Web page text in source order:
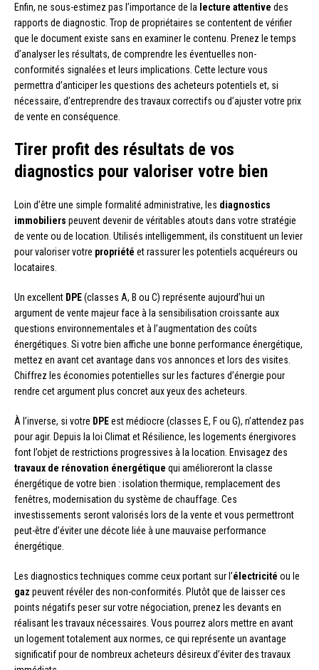
Enfin, ne sous-estimez pas l’importance de la lecture attentive des
rapports de diagnostic. Trop de propriétaires se contentent de vérifier
que le document existe sans en examiner le contenu. Prenez le temps
d’analyser les résultats, de comprendre les éventuelles non-
conformités signalées et leurs implications. Cette lecture vous
permettra d’anticiper les questions des acheteurs potentiels et, si
nécessaire, d’entreprendre des travaux correctifs ou d’ajuster votre prix
de vente en conséquence.
Tirer profit des résultats de vos
diagnostics pour valoriser votre bien
Loin d’être une simple formalité administrative, les diagnostics
immobiliers peuvent devenir de véritables atouts dans votre stratégie
de vente ou de location. Utilisés intelligemment, ils constituent un levier
pour valoriser votre propriété et rassurer les potentiels acquéreurs ou
locataires.
Un excellent DPE(classes A, B ou C) représente aujourd’hui un
argument de vente majeur face à la sensibilisation croissante aux
questions environnementales et à l’augmentation des coûts
énergétiques. Si votre bien affiche une bonne performance énergétique,
mettez en avant cet avantage dans vos annonces et lors des visites.
Chiffrez les économies potentielles sur les factures d’énergie pour
rendre cet argument plus concret aux yeux des acheteurs.
À l’inverse, si votre DPEest médiocre (classes E, F ou G), n’attendez pas
pour agir. Depuis la loi Climat et Résilience, les logements énergivores
font l’objet de restrictions progressives à la location. Envisagez des
travaux de rénovation énergétique qui amélioreront la classe
énergétique de votre bien : isolation thermique, remplacement des
fenêtres, modernisation du système de chauffage. Ces
investissements seront valorisés lors de la vente et vous permettront
peut-être d’éviter une décote liée à une mauvaise performance
énergétique.
Les diagnostics techniques comme ceux portant sur l’électricité ou le
gaz peuvent révéler des non-conformités. Plutôt que de laisser ces
points négatifs peser sur votre négociation, prenez les devants en
réalisant les travaux nécessaires. Vous pourrez alors mettre en avant
un logement totalement aux normes, ce qui représente un avantage
significatif pour de nombreux acheteurs désireux d’éviter des travaux